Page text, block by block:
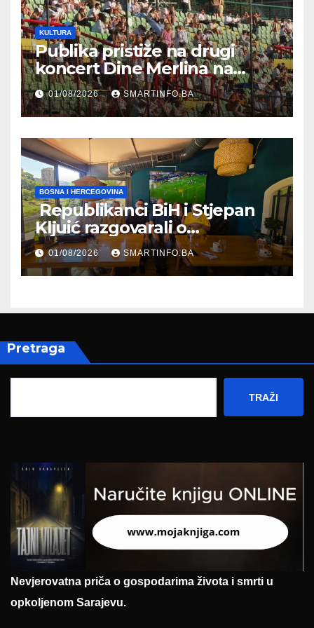
KULTURA
Publika pristiže na drugi
koncert Dine Merlina na
Koševu
01/08/2026 SMARTINFO.BA
BOSNA I HERCEGOVINA
Republikanci BiH i Stjepan
Kljuić razgovarali o
evropskom putu Bosne i
Hercegovine
01/08/2026 SMARTINFO.BA
Pretraga
TRAŽI
Nevjerovatna priča o gospodarima života i smrti u
opkoljenom Sarajevu.